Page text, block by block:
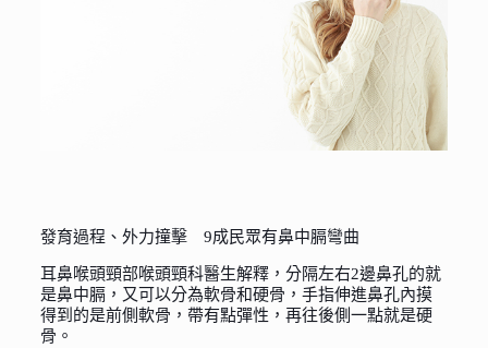
發育過程、外力撞擊 9成民眾有鼻中膈彎曲
耳鼻喉頭頸部喉頭頸科醫生解釋，分隔左右2邊鼻孔的就
是鼻中膈，又可以分為軟骨和硬骨，手指伸進鼻孔內摸
得到的是前側軟骨，帶有點彈性，再往後側一點就是硬
骨。